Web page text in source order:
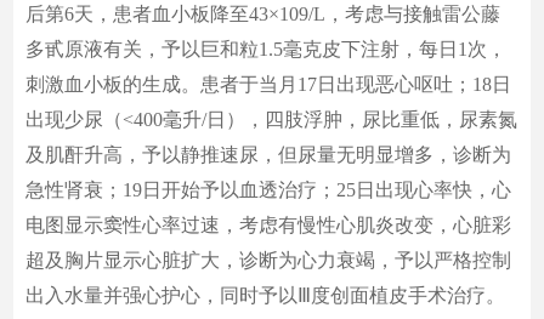
后第6天，患者血小板降至43×109/L，考虑与接触雷公藤
多甙原液有关，予以巨和粒1.5毫克皮下注射，每日1次，
刺激血小板的生成。患者于当月17日出现恶心呕吐；18日
出现少尿（<400毫升/日），四肢浮肿，尿比重低，尿素氮
及肌酐升高，予以静推速尿，但尿量无明显增多，诊断为
急性肾衰；19日开始予以血透治疗；25日出现心率快，心
电图显示窦性心率过速，考虑有慢性心肌炎改变，心脏彩
超及胸片显示心脏扩大，诊断为心力衰竭，予以严格控制
出入水量并强心护心，同时予以Ⅲ度创面植皮手术治疗。